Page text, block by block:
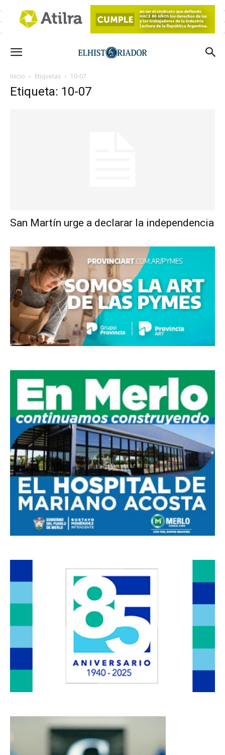
Inicio Etiquetas 10-07
Etiqueta: 10-07
San Martín urge a declarar la independencia